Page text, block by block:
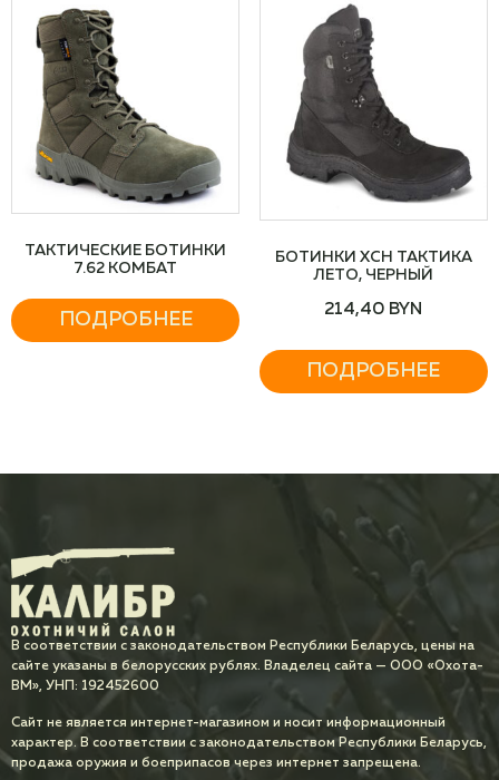
ТАКТИЧЕСКИЕ БОТИНКИ
7.62 КОМБАТ
ПОДРОБНЕЕ
БОТИНКИ XCH ТАКТИКА
ЛЕТО, ЧЕРНЫЙ
214,40 BYN
ПОДРОБНЕЕ
В соответствии с законодательством Республики Беларусь, цены на
сайте указаны в белорусских рублях. Владелец сайта — ООО «Охота-
ВМ», УНП: 192452600
Сайт не является интернет-магазином и носит информационный
характер. В соответствии с законодательством Республики Беларусь,
продажа оружия и боеприпасов через интернет запрещена.